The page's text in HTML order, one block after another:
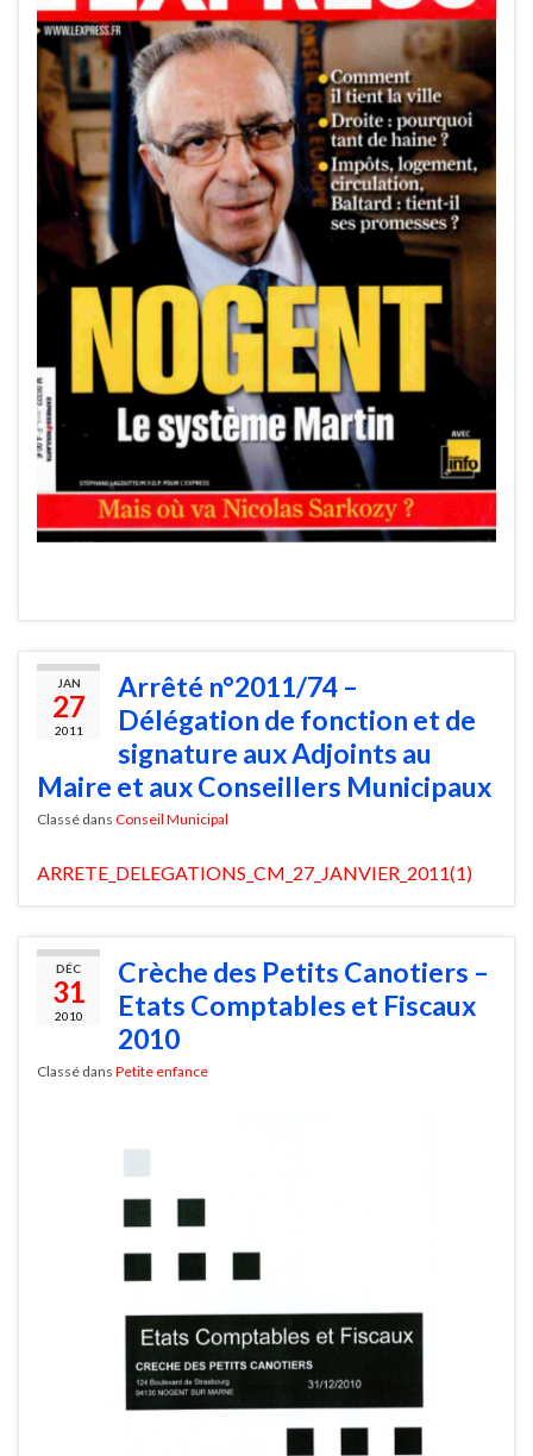
JAN
27
2011
Arrêté n°2011/74 –
Délégation de fonction et de
signature aux Adjoints au
Maire et aux Conseillers Municipaux
Classé dans Conseil Municipal
ARRETE_DELEGATIONS_CM_27_JANVIER_2011(1)
DÉC
31
2010
Crèche des Petits Canotiers –
Etats Comptables et Fiscaux
2010
Classé dans Petite enfance